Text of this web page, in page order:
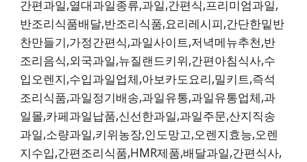
간편과일,열대과일종류,과일,간편식,프리미엄과일,
반조리식품배달,반조리식품,요리레시피,간단한밑반
찬만들기,가정간편식,과일사이트,저녁메뉴추천,반
조리음식,외국과일,뉴질랜드키위,간편아침식사,수
입오렌지,수입과일업체,아보카도요리,밀키트,즉석
조리식품,과일정기배송,과일유통,과일유통업체,과
일몰,카페과일납품,신선한과일,과일주문,산지직송
과일,소량과일,키위농장,인도망고,오렌지효능,오렌
지수입,간편조리식품,HMR제품,배달과일,간편식사,